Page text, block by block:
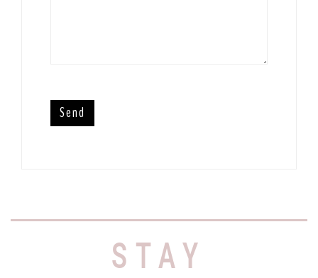
STAY